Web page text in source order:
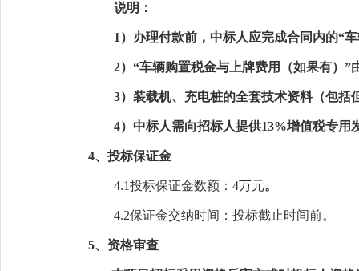
说明：
1）办理付款前，中标人应完成合同内的“
2）“车辆购置税金与上牌费用（如果有）
3）装载机、充电桩的全套技术资料（包
4）中标人需向招标人提供13%增值税专用
4、投标保证金
4.1投标保证金数额： 4万元。
4.2保证金交纳时间：投标截止时间前。
5、资格审查